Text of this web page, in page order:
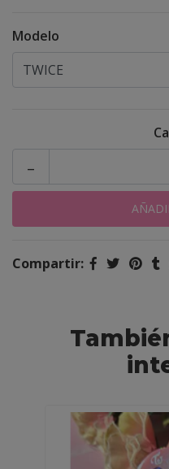
Modelo
-
Compartir: